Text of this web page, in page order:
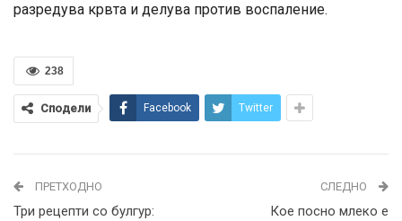
разредува крвта и делува против воспаление.
238
Сподели Facebook Twitter
ПРЕТХОДНО
Три рецепти со булгур:
СЛЕДНО
Кое посно млеко е